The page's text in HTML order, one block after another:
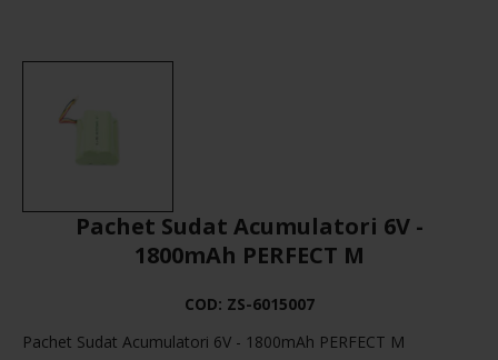
Pachet Sudat Acumulatori 6V -
1800mAh PERFECT M
COD: ZS-6015007
Pachet Sudat Acumulatori 6V - 1800mAh PERFECT M